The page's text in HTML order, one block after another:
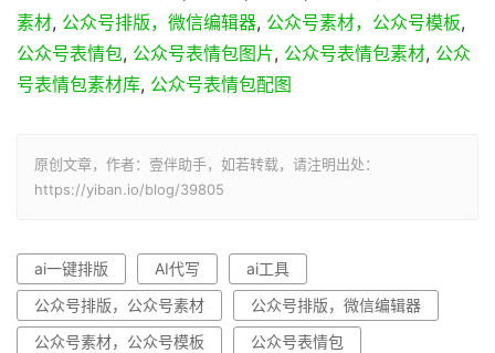
素材, 公众号排版，微信编辑器, 公众号素材，公众号模板,
公众号表情包, 公众号表情包图片, 公众号表情包素材, 公众
号表情包素材库, 公众号表情包配图
原创文章，作者：壹伴助手，如若转载，请注明出处：
https://yiban.io/blog/39805
ai一键排版 AI代写
ai工具
公众号排版，公众号素材
公众号排版，微信编辑器
公众号素材，公众号模板
公众号表情包